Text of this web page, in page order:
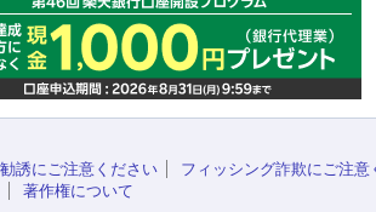
誘にご注意ください
フィッシング詐欺にご注意
著作権について